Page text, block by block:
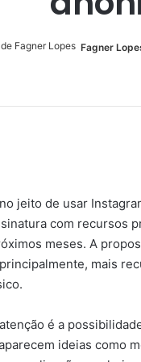
Fagner
jeito de usar
com recursos
meses. A
mais
é a
ideias como